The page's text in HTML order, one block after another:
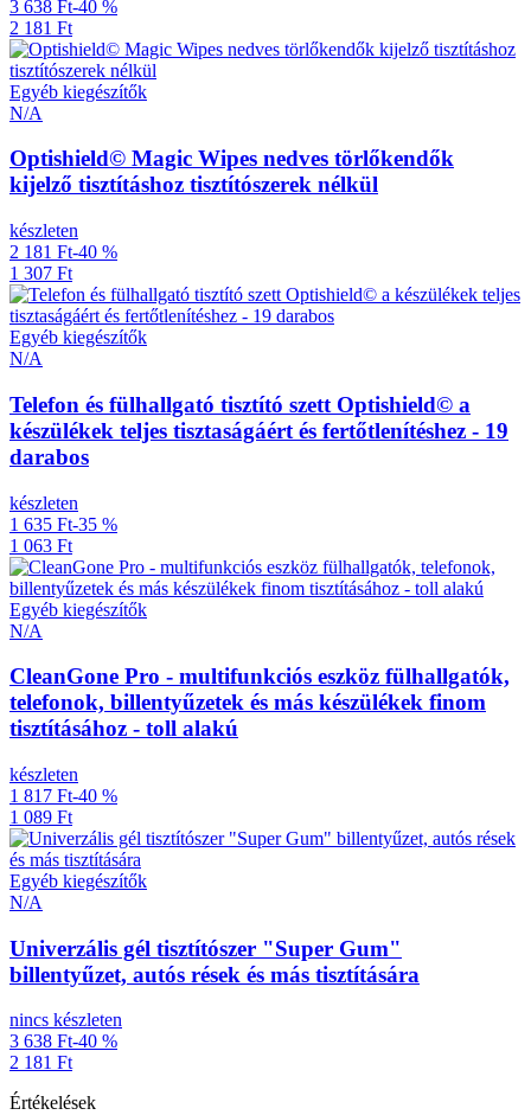
3 638 Ft-40 %
2 181 Ft
Egyéb kiegészítők
N/A
Optishield© Magic Wipes nedves törlőkendők
kijelző tisztításhoz tisztítószerek nélkül
készleten
2 181 Ft-40 %
1 307 Ft
Egyéb kiegészítők
N/A
Telefon és fülhallgató tisztító szett Optishield© a
készülékek teljes tisztaságáért és fertőtlenítéshez - 19
darabos
készleten
1 635 Ft-35 %
1 063 Ft
Egyéb kiegészítők
N/A
CleanGone Pro - multifunkciós eszköz fülhallgatók,
telefonok, billentyűzetek és más készülékek finom
tisztításához - toll alakú
készleten
1 817 Ft-40 %
1 089 Ft
Egyéb kiegészítők
N/A
Univerzális gél tisztítószer "Super Gum"
billentyűzet, autós rések és más tisztítására
nincs készleten
3 638 Ft-40 %
2 181 Ft
Értékelések